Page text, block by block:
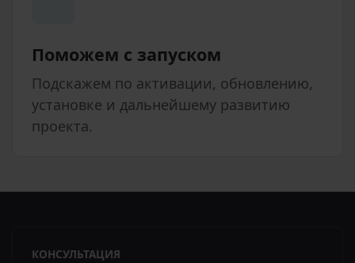
Поможем с запуском
Подскажем по активации, обновлению,
установке и дальнейшему развитию
проекта.
КОНСУЛЬТАЦИЯ